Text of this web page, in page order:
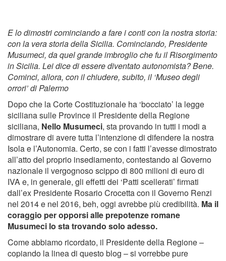
E lo dimostri cominciando a fare i conti con la nostra storia:
con la vera storia della Sicilia. Cominciando, Presidente
Musumeci, da quel grande imbroglio che fu il Risorgimento
in Sicilia. Lei dice di essere diventato autonomista? Bene.
Cominci, allora, con il chiudere, subito, il ‘Museo degli
orrori’ di Palermo
Dopo che la Corte Costituzionale ha ‘bocciato’ la legge
siciliana sulle Province il Presidente della Regione
siciliana, Nello Musumeci, sta provando in tutti i modi a
dimostrare di avere tutta l’intenzione di difendere la nostra
Isola e l’Autonomia. Certo, se con i fatti l’avesse dimostrato
all’atto del proprio insediamento, contestando al Governo
nazionale il vergognoso scippo di 800 milioni di euro di
IVA e, in generale, gli effetti dei ‘Patti scellerati’ firmati
dall’ex Presidente Rosario Crocetta con il Governo Renzi
nel 2014 e nel 2016, beh, oggi avrebbe più credibilità. Ma il
coraggio per opporsi alle prepotenze romane
Musumeci lo sta trovando solo adesso.
Come abbiamo ricordato, il Presidente della Regione –
copiando la linea di questo blog – si vorrebbe pure